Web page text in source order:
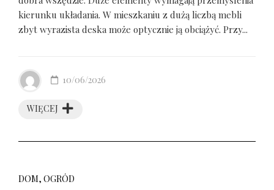
kierunku układania. W mieszkaniu z dużą liczbą mebli
zbyt wyrazista deska może optycznie ją obciążyć. Przy...
WIĘCEJ
10/06/2026
DOM, OGRÓD